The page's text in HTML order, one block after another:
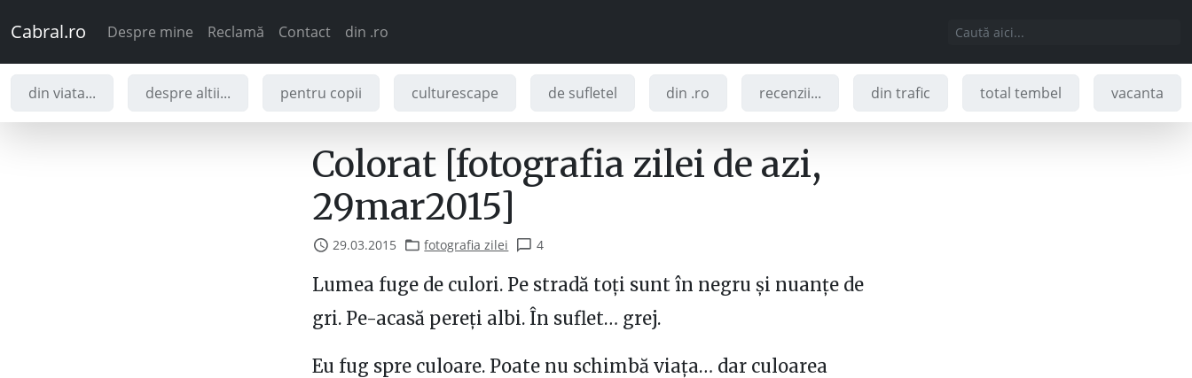
Cabral.ro Despre mine Reclamă Contact din .ro
din viata... despre altii... pentru copii culturescape de sufletel din .ro recenzii... din trafic total tembel vacanta
Colorat [fotografia zilei de azi,
29mar2015]
29.03.2015 fotografia zilei 4
Lumea fuge de culori. Pe stradă toți sunt în negru și nuanțe de
gri. Pe-acasă pereți albi. În suflet… grej.
Eu fug spre culoare. Poate nu schimbă viața… dar culoarea